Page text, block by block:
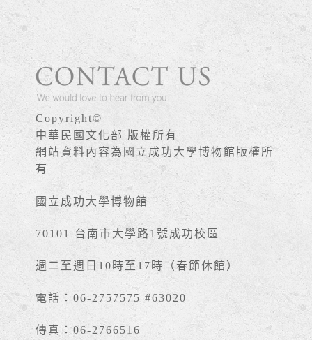
Copyright©
中華民國文化部 版權所有
網站資料內容為國立成功大學博物館版權所
有
國立成功大學博物館
70101 台南市大學路1號成功校區
週二至週日10時至17時（春節休館）
電話：06-2757575 #63020
傳真：06-2766516